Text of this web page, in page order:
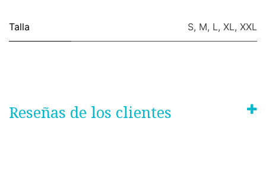
Talla S, M, L, XL, XXL
Reseñas de los clientes